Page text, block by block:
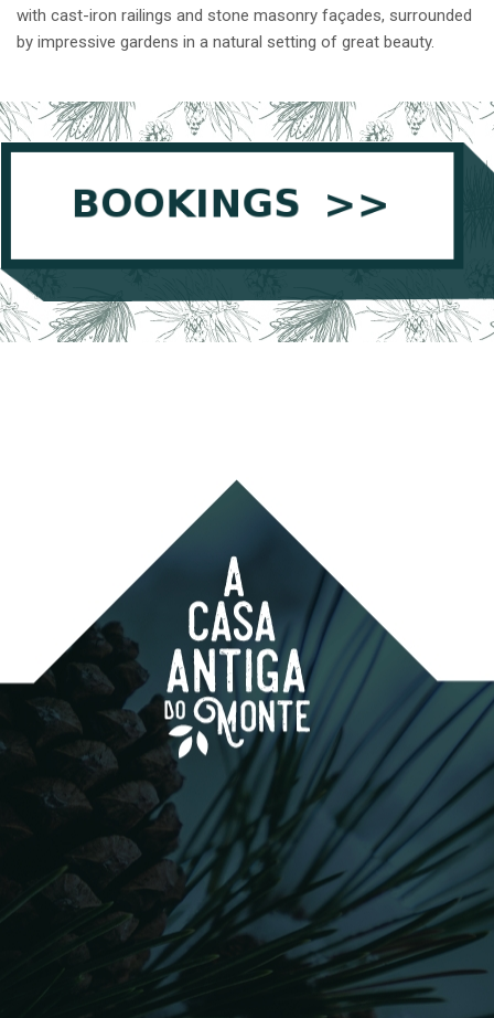
with cast-iron railings and stone masonry façades, surrounded
by impressive gardens in a natural setting of great beauty.